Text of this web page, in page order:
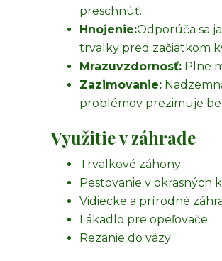
preschnúť.
Hnojenie:Odporúča sa
trvalky pred začiatkom
Mrazuvzdornosť: Plne
Zazimovanie:
problémov prezimuje
Využitie v záhrade
Trvalkové záhony
Pestovanie v okrasných
Vidiecke a prírodné
Lákadlo pre opeľovače
Rezanie do vázy